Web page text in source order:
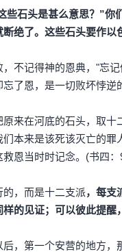
些石头是甚么意思？”你
绝了。这些石头要作以
不记得神的恩典，"忘
了恩，是一切败坏悖逆
来在河底的石头，取
本来是该死该灭亡的
恩当时时记念。(书四：
，而是十二支派，每支
的见证；可以彼此提醒
，第一个安营的地方，